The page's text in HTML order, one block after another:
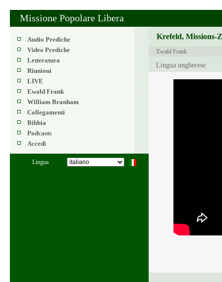
Missione Popolare Libera
Audio Prediche
Video Prediche
Letteratura
Riunioni
LIVE
Ewald Frank
William Branham
Collegamenti
Bibbia
Podcasts
Accedi
Lingua
Krefeld, Missions-
Ewald Frank
Lingua ungherese